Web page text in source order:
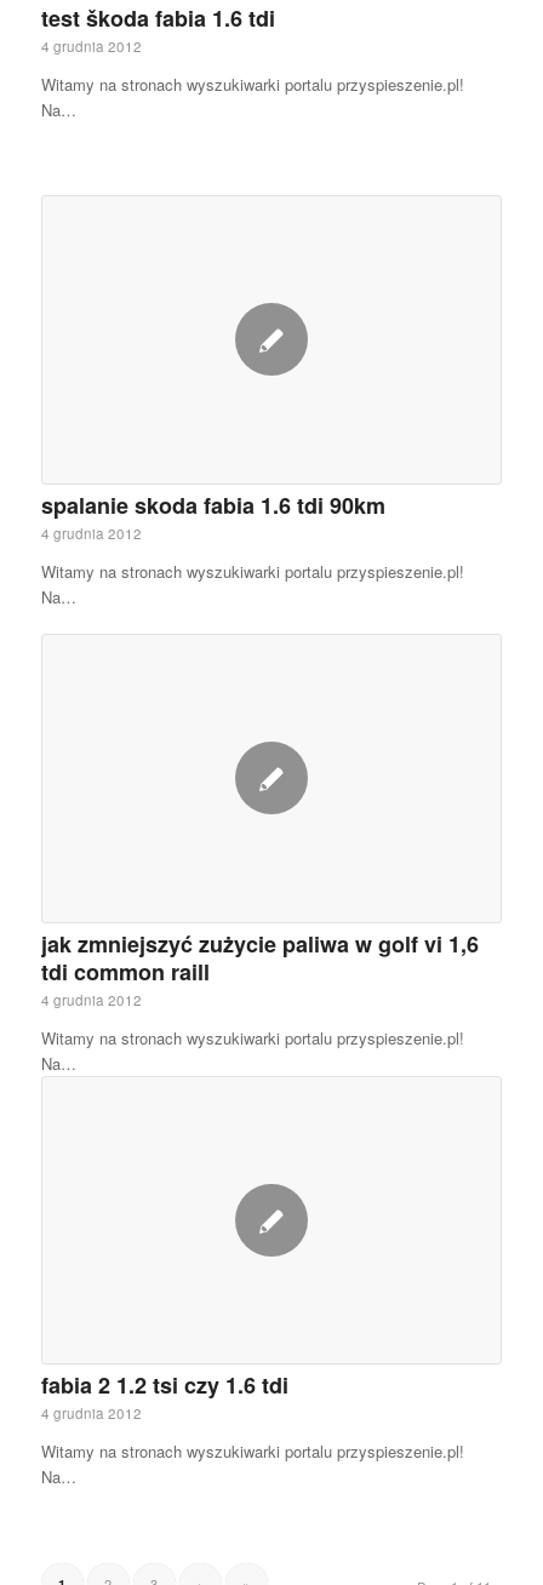
test škoda fabia 1.6 tdi
4 grudnia 2012
Witamy na stronach wyszukiwarki portalu przyspieszenie.pl!
Na…
spalanie skoda fabia 1.6 tdi 90km
4 grudnia 2012
Witamy na stronach wyszukiwarki portalu przyspieszenie.pl!
Na…
jak zmniejszyć zużycie paliwa w golf vi 1,6
tdi common raill
4 grudnia 2012
Witamy na stronach wyszukiwarki portalu przyspieszenie.pl!
Na…
fabia 2 1.2 tsi czy 1.6 tdi
4 grudnia 2012
Witamy na stronach wyszukiwarki portalu przyspieszenie.pl!
Na…